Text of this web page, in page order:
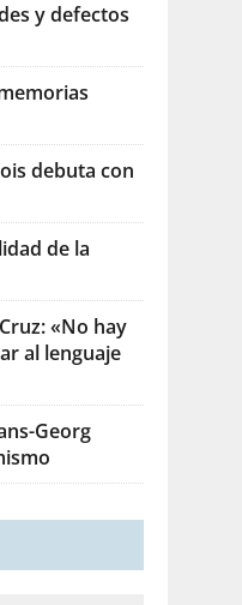
y defectos
debuta con
de la
«No hay
al lenguaje
Georg